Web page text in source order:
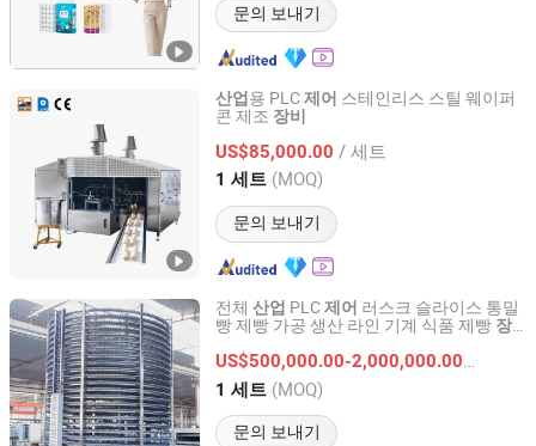
문의 보내기
산업 용 PLC제어 스테인리스 스틸 웨이퍼
콘 제조 장비
US$85,000.00 / 세트
1 세트 (MOQ)
문의 보내기
GUANGZHOU CITY PENGDA MACHINERIES CO., LTD.
Guangdong, China 이후 2013
전체 산업 PLC제어 러스크 슬라이스 통밀
빵 제빵 가공 생산 라인 기계 식품 제빵 장
US$500,000.00-2,000,000.00
/ 세트
1 세트 (MOQ)
문의 보내기
Hebei AOCNO Baking Machinery Co., Ltd.
Hebei, China 이후 2012